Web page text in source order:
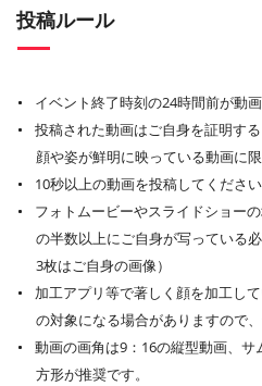
投稿ルール
イベント終了時刻の24時間前が動
投稿された動画はご自身を証明す
顔や姿が鮮明に映っている動画に限
10秒以上の動画を投稿してください
フォトムービーやスライドショー
の半数以上にご自身が写っている
3枚はご自身の画像）
加工アプリ等で著しく顔を加工し
の対象になる場合がありますので
動画の画角は9：16の縦型動画、
方形が推奨です。